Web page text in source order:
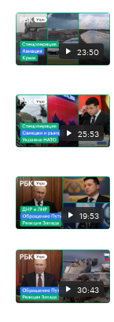
23:50
25:53
19:53
30:43